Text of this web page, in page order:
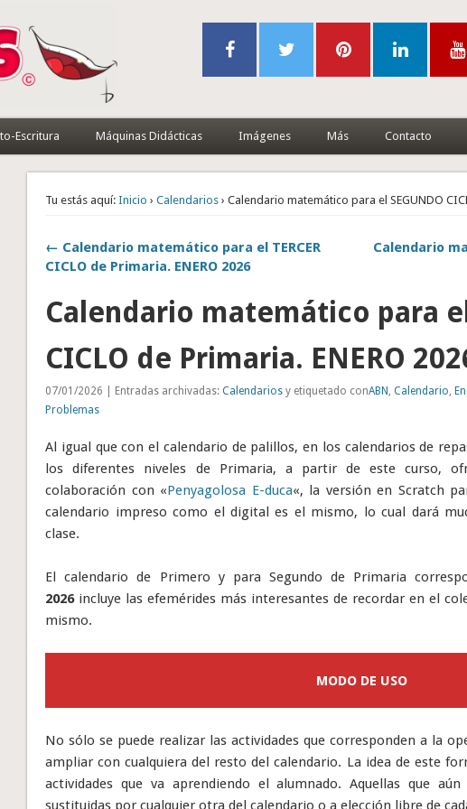
Escritura Máquinas Didácticas Imágenes Más Contacto
Tu estás aquí: Inicio ›Calendarios › Calendario matemático para el SEGUNDO
← Calendario matemático para el TERCER
CICLO de Primaria. ENERO 2026
Calendario
Calendario matemático para el
CICLO de Primaria. ENERO
07/01/2026 | Entradas archivadas:Calendarios y etiquetado conABN,Calendario,
Problemas
Al igual que con el calendario de palillos, en los calendarios de
los diferentes niveles de Primaria, a partir de este curso,
colaboración con «Penyagolosa E-duca«, la versión en Scratch
calendario impreso como el digital es el mismo, lo cual dará
clase.
El calendario de Primero y para Segundo de Primaria
2026incluye las efemérides más interesantes de recordar en el
mismo.
MODO DE USO
No sólo se puede realizar las actividades que corresponden a la
ampliar con cualquiera del resto del calendario. La idea de este
actividades que va aprendiendo el alumnado. Aquellas que
sustituidas por cualquier otra del calendario o a elección libre de